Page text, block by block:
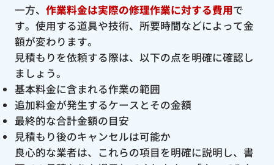
一方、 作業料金は実際の修理作業に対する費用で
す。使用する道具や技術、所要時間などによって金
額が変わります。
見積もりを依頼する際は、以下の点を明確に確認し
ましょう。
基本料金に含まれる作業の範囲
追加料金が発生するケースとその金額
最終的な合計金額の目安
見積もり後のキャンセルは可能か
良心的な業者は、これらの項目を明確に説明し、書